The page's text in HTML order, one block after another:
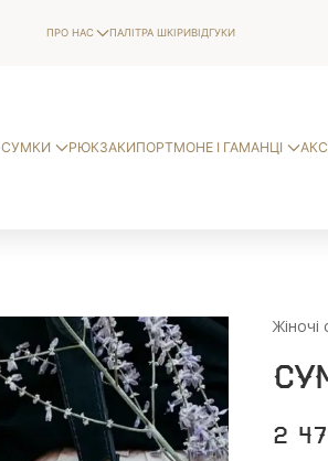
ПРО НАС ПАЛІТРА ШКІРИВІДГУКИ
СУМКИ РЮКЗАКИПОРТМОНЕ І ГАМАНЦІ
Жіночі
2